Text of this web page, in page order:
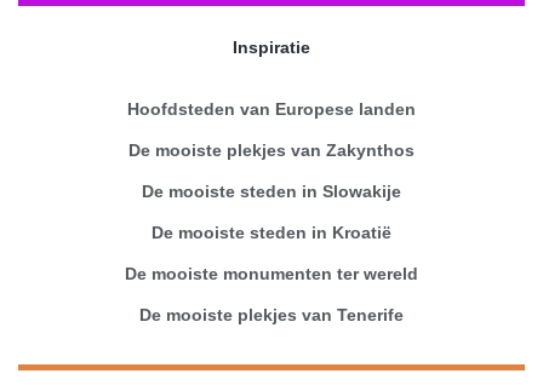
Inspiratie
Hoofdsteden van Europese landen
De mooiste plekjes van Zakynthos
De mooiste steden in Slowakije
De mooiste steden in Kroatië
De mooiste monumenten ter wereld
De mooiste plekjes van Tenerife